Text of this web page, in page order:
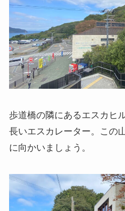
歩道橋の隣にあるエスカヒ
長いエスカレーター。この
に向かいましょう。